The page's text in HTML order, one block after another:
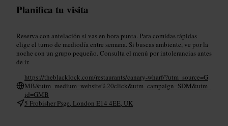
Planifica tu visita
Reserva con antelación si vas en hora punta. Para comidas rápidas
elige el turno de mediodía entre semana. Si buscas ambiente, ve por la
noche con un grupo pequeño. Consulta el menú por intolerancias antes
de ir.
https://theblacklock.com/restaurants/canary-wharf/?utm_source=G
MB&utm_medium=website%20click&utm_campaign=SDM&utm_
id=GMB
5 Frobisher Psge, London E14 4EE, UK